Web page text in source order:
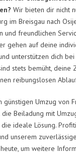
Wir bieten dir nicht
im Breisgau nach
und freundlichen
gehen auf deine
unterstützen dich
stets bemüht, deine
reibungslosen
günstigen Umzug von
die Beiladung mit
ideale Lösung.
unserem
um weitere